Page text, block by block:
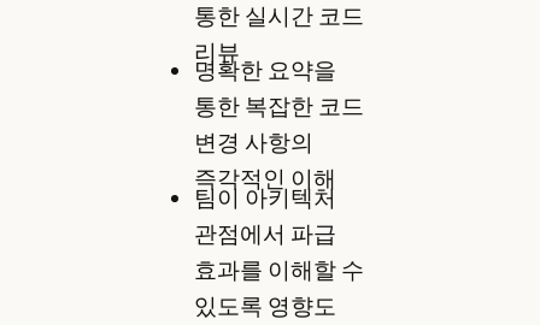
통한 실시간 코드
리뷰
명확한 요약을
통한 복잡한 코드
변경 사항의
즉각적인 이해
팀이 아키텍처
관점에서 파급
효과를 이해할 수
있도록 영향도